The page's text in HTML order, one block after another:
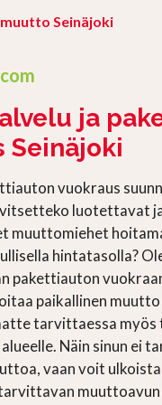
Seinäjoki
ja
Seinäjoki
vuokraus
luotettavat
muuttomiehet
hintatasolla?
pakettiauton
paikallinen
tarvittaessa myös
Näin sinun ei
vaan voit
muuttoavun